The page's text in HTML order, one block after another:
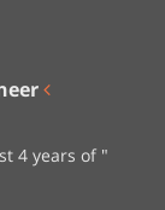
–…
" B.Sc. in Electrical Engineering " At least 4 years of…